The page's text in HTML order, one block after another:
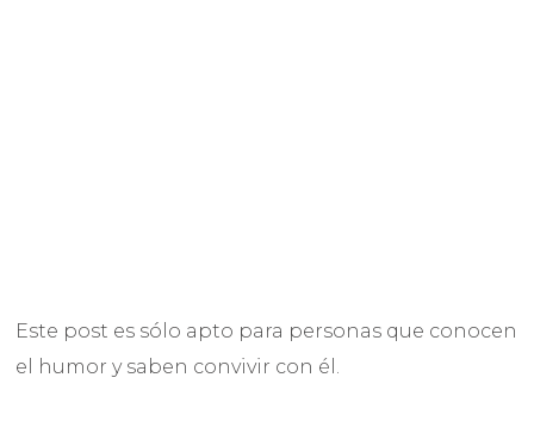
Este post es sólo apto para personas que conocen
el humor y saben convivir con él.